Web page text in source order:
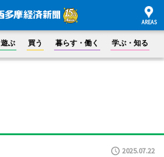
ぶ 買う 暮らす・働く 学ぶ・知る
2025.07.22